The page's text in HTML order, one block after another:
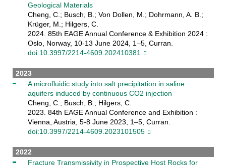
Geological Materials
Cheng, C.; Busch, B.; Von Dollen, M.; Dohrmann, A. B.;
Krüger, M.; Hilgers, C.
2024. 85th EAGE Annual Conference & Exhibition 2024 :
Oslo, Norway, 10-13 June 2024, 1–5, Curran.
doi:10.3997/2214-4609.202410381
2023
A microfluidic study into salt precipitation in saline
aquifers induced by continuous CO2 injection
Cheng, C.; Busch, B.; Hilgers, C.
2023. 84th EAGE Annual Conference and Exhibition :
Vienna, Austria, 5-8 June 2023, 1–5, Curran.
doi:10.3997/2214-4609.2023101505
2022
Fracture Transmissivity in Prospective Host Rocks for